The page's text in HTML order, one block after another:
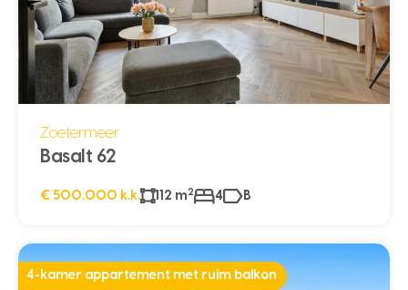
Zoetermeer
Basalt 62
€ 500.000 k.k. 112 m2 4 B
4-kamer appartement met ruim balkon